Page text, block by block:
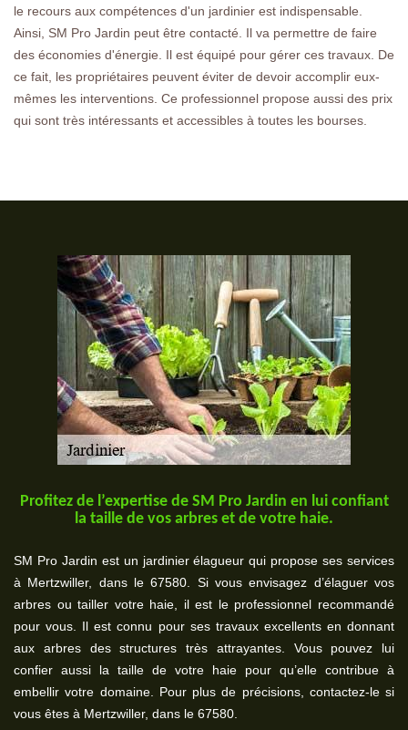
le recours aux compétences d'un jardinier est indispensable.
Ainsi, SM Pro Jardin peut être contacté. Il va permettre de faire
des économies d'énergie. Il est équipé pour gérer ces travaux. De
ce fait, les propriétaires peuvent éviter de devoir accomplir eux-
mêmes les interventions. Ce professionnel propose aussi des prix
qui sont très intéressants et accessibles à toutes les bourses.
Profitez de l’expertise de SM Pro Jardin en lui confiant
la taille de vos arbres et de votre haie.
SM Pro Jardin est un jardinier élagueur qui propose ses services
à Mertzwiller, dans le 67580. Si vous envisagez d’élaguer vos
arbres ou tailler votre haie, il est le professionnel recommandé
pour vous. Il est connu pour ses travaux excellents en donnant
aux arbres des structures très attrayantes. Vous pouvez lui
confier aussi la taille de votre haie pour qu’elle contribue à
embellir votre domaine. Pour plus de précisions, contactez-le si
vous êtes à Mertzwiller, dans le 67580.